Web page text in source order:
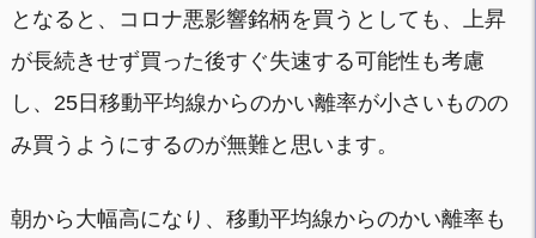
となると、コロナ悪影響銘柄を買うとしても、上昇
が長続きせず買った後すぐ失速する可能性も考慮
し、25日移動平均線からのかい離率が小さいものの
み買うようにするのが無難と思います。
朝から大幅高になり、移動平均線からのかい離率も